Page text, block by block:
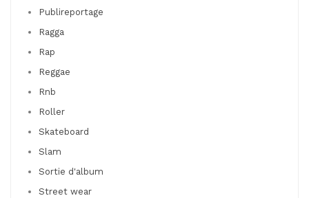
Publireportage
Ragga
Rap
Reggae
Rnb
Roller
Skateboard
Slam
Sortie d'album
Street wear